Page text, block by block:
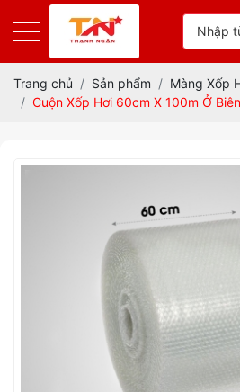
Trang chủ Sản phẩm
Màng Xốp
Cuộn Xốp Hơi 60cm X 100m Ở